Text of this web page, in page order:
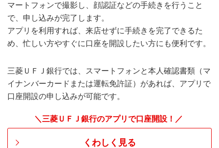
マートフォンで撮影し、顔認証などの手続きを行うこと
で、申し込みが完了します。
アプリを利用すれば、来店せずに手続きを完了できるた
め、忙しい方やすぐに口座を開設したい方にも便利です。
三菱ＵＦＪ銀行では、スマートフォンと本人確認書類（マ
イナンバーカードまたは運転免許証）があれば、アプリで
口座開設の申し込みが可能です。
＼三菱ＵＦＪ銀行のアプリで口座開設！／
くわしく見る